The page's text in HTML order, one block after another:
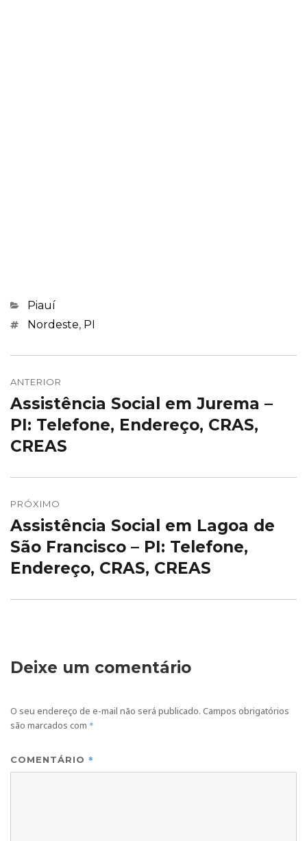
Categorias
Piauí
Marcações
Nordeste, PI
de
Post
ANTERIOR
Post
anterior:
Assistência Social em Jurema –
PI: Telefone, Endereço, CRAS,
CREAS
PRÓXIMO
Próximo
post:
Assistência Social em Lagoa de
São Francisco – PI: Telefone,
Endereço, CRAS, CREAS
Deixe um comentário
O seu endereço de e-mail não será publicado. Campos obrigatórios
são marcados com *
COMENTÁRIO *